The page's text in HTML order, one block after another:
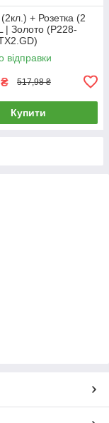
+ Розетка (2
| Золото (P228-
відправки
₴ 517,98 ₴
Купити